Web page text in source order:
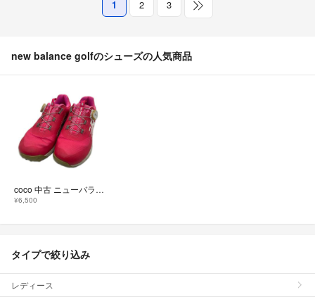
1 2 3
new balance golfのシューズの人気商品
coco 中古 ニューバランスゴルフ New Balance golf ゴルフシューズ 24.5cm ピンク ロゴプリント BOA [WGBF574P]
¥6,500
タイプで絞り込み
レディース